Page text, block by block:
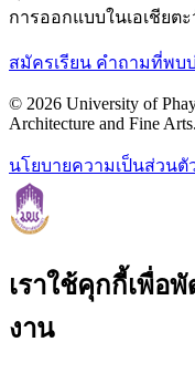
การออกแบบในเอเชียต
สมัครเรียน คำถามที่พบ
© 2026 University of
Architecture and Fine Arts.
นโยบายความเป็นส่วนตั
เราใช้คุกกี้เพื่อ
งาน